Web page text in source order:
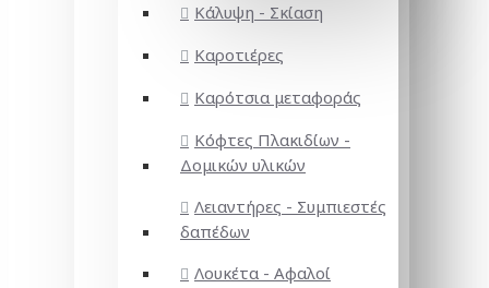
Κάλυψη - Σκίαση
Καροτιέρες
Καρότσια μεταφοράς
Κόφτες Πλακιδίων -
Δομικών υλικών
Λειαντήρες - Συμπιεστές
δαπέδων
Λουκέτα - Αφαλοί